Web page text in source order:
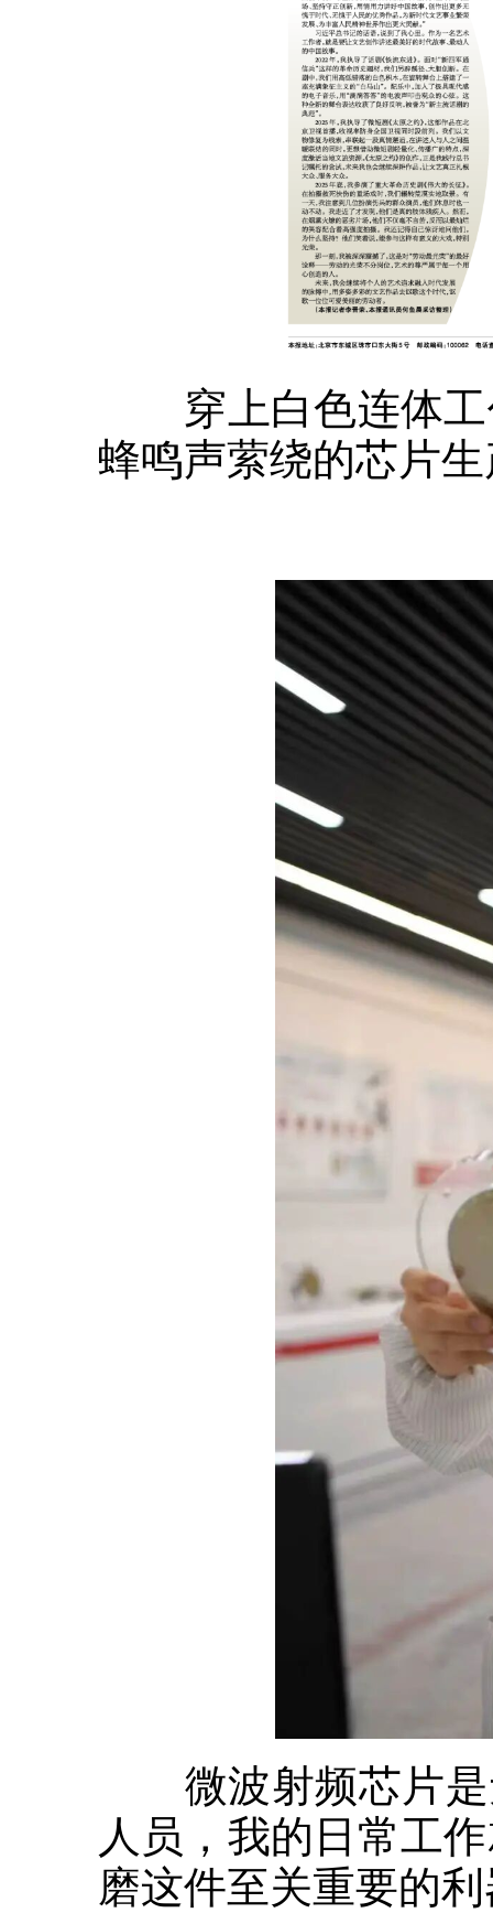
穿上白色连体工
蜂鸣声萦绕的芯片
微波射频芯片是
人员，我的日常工
磨这件至关重要的